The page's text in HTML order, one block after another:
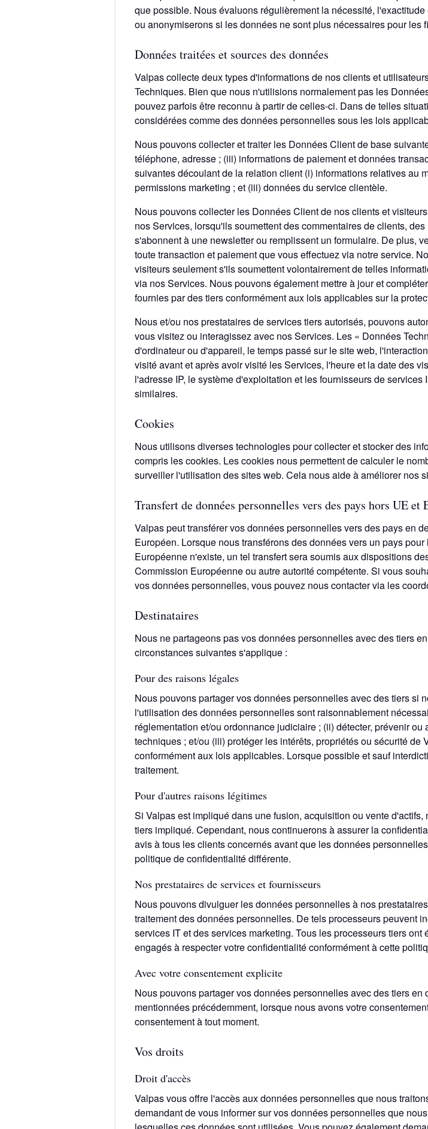
que possible. Nous évaluons régulièrement la nécessité,
ou anonymiserons si les données ne sont plus nécessaires pour les
Données traitées et sources des données
Valpas collecte deux types d'informations de nos clients et
Techniques. Bien que nous n'utilisions normalement pas les
pouvez parfois être reconnu à partir de celles-ci. Dans de telles
considérées comme des données personnelles sous les lois
Nous pouvons collecter et traiter les Données Client de base
téléphone, adresse ; (iii) informations de paiement et données
suivantes découlant de la relation client (i) informations relatives au
permissions marketing ; et (iii) données du service clientèle.
Nous pouvons collecter les Données Client de nos clients et
nos Services, lorsqu'ils soumettent des commentaires de clients,
s'abonnent à une newsletter ou remplissent un formulaire. De plus,
toute transaction et paiement que vous effectuez via notre service.
visiteurs seulement s'ils soumettent volontairement de telles
via nos Services. Nous pouvons également mettre à jour et
fournies par des tiers conformément aux lois applicables sur la
Nous et/ou nos prestataires de services tiers autorisés, pouvons
vous visitez ou interagissez avec nos Services. Les « Données
d'ordinateur ou d'appareil, le temps passé sur le site web,
visité avant et après avoir visité les Services, l'heure et la date des
l'adresse IP, le système d'exploitation et les fournisseurs de
similaires.
Cookies
Nous utilisons diverses technologies pour collecter et stocker des
compris les cookies. Les cookies nous permettent de calculer le
surveiller l'utilisation des sites web. Cela nous aide à améliorer nos
Transfert de données personnelles vers des pays hors UE et
Valpas peut transférer vos données personnelles vers des pays en
Européen. Lorsque nous transférons des données vers un pays
Européenne n'existe, un tel transfert sera soumis aux dispositions
Commission Européenne ou autre autorité compétente. Si vous
vos données personnelles, vous pouvez nous contacter via les
Destinataires
Nous ne partageons pas vos données personnelles avec des tiers
circonstances suivantes s'applique :
Pour des raisons légales
Nous pouvons partager vos données personnelles avec des tiers si
l'utilisation des données personnelles sont raisonnablement
réglementation et/ou ordonnance judiciaire ; (ii) détecter, prévenir
techniques ; et/ou (iii) protéger les intérêts, propriétés ou sécurité
conformément aux lois applicables. Lorsque possible et sauf
traitement.
Pour d'autres raisons légitimes
Si Valpas est impliqué dans une fusion, acquisition ou vente
tiers impliqué. Cependant, nous continuerons à assurer la
avis à tous les clients concernés avant que les données
politique de confidentialité différente.
Nos prestataires de services et fournisseurs
Nous pouvons divulguer les données personnelles à nos
traitement des données personnelles. De tels processeurs peuvent
services IT et des services marketing. Tous les processeurs tiers
engagés à respecter votre confidentialité conformément à cette
Avec votre consentement explicite
Nous pouvons partager vos données personnelles avec des tiers
mentionnées précédemment, lorsque nous avons votre
consentement à tout moment.
Vos droits
Droit d'accès
Valpas vous offre l'accès aux données personnelles que nous
demandant de vous informer sur vos données personnelles que